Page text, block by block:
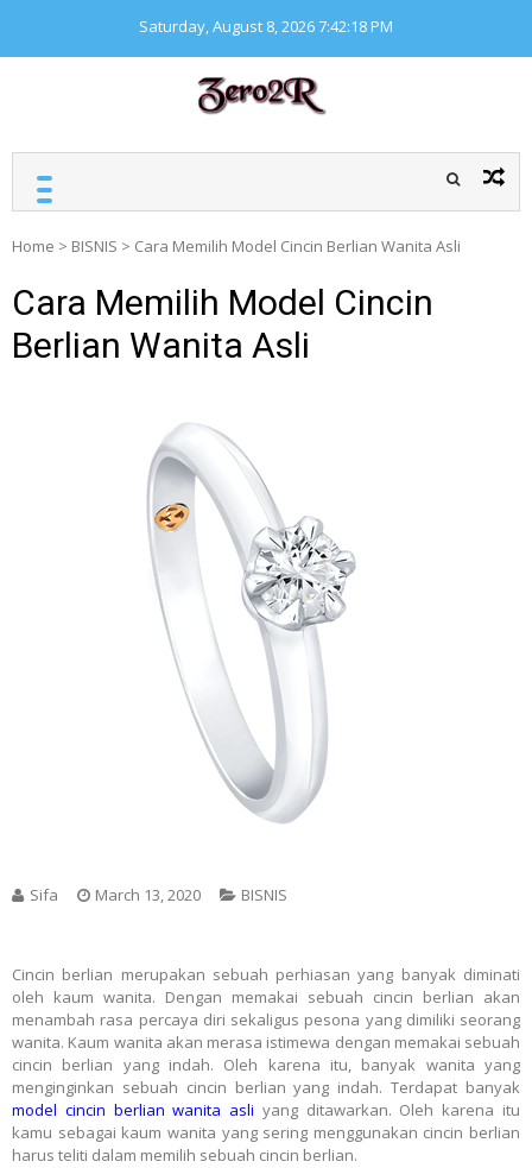
content
Saturday, August 8, 20267:42:19 PM
Home > BISNIS > Cara Memilih Model Cincin Berlian Wanita Asli
Cara Memilih Model Cincin
Berlian Wanita Asli
Sifa March 13, 2020 BISNIS
Cincin berlian merupakan sebuah perhiasan yang banyak diminati
oleh kaum wanita. Dengan memakai sebuah cincin berlian akan
menambah rasa percaya diri sekaligus pesona yang dimiliki seorang
wanita. Kaum wanita akan merasa istimewa dengan memakai sebuah
cincin berlian yang indah. Oleh karena itu, banyak wanita yang
menginginkan sebuah cincin berlian yang indah. Terdapat banyak
model cincin berlian wanita asli yang ditawarkan. Oleh karena itu
kamu sebagai kaum wanita yang sering menggunakan cincin berlian
harus teliti dalam memilih sebuah cincin berlian.